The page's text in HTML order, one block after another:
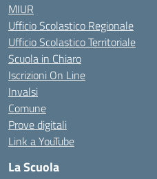
MIUR
Ufficio Scolastico Regionale
Ufficio Scolastico Territoriale
Scuola in Chiaro
Iscrizioni On Line
Invalsi
Comune
Prove digitali
Link a YouTube
La Scuola